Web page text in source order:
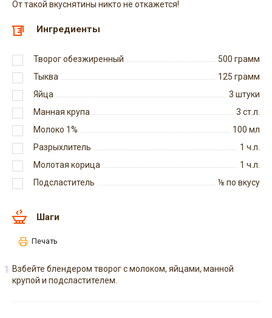
От такой вкуснятины никто не откажется!
Ингредиенты
Творог обезжиренный 500 грамм
Тыква
125 грамм
Яйца
3 штуки
Манная крупа
3 ст.л.
Молоко 1%
100 мл
Разрыхлитель
1 ч.л.
Молотая корица
1 ч.л.
Подсластитель
⅛ по вкусу
Шаги
Печать
Взбейте блендером творог с молоком, яйцами, манной
крупой и подсластителем.